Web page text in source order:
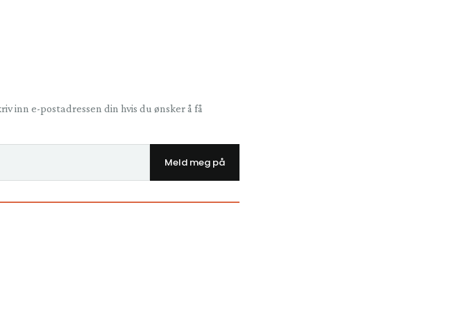
inn e-postadressen din hvis du ønsker å få
Meld meg på